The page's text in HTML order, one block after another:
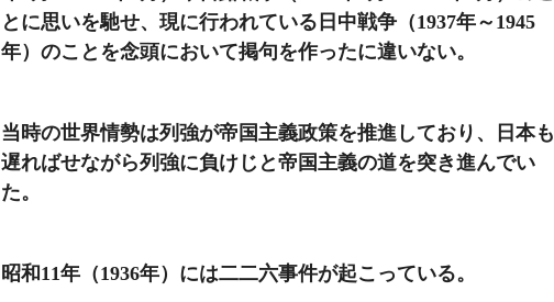
とに思いを馳せ、現に行われている日中戦争（1937年～1945
年） のことを念頭において掲句を作ったに違いない。
当時の世界情勢は列強が帝国主義政策を推進しており、
日本も
遅ればせながら列強に負けじと帝国主義の道を突き進んでい
た。
昭和11年（1936年）には二二六事件が起こっている。